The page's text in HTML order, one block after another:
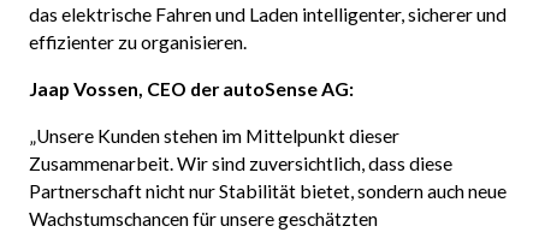
das elektrische Fahren und Laden intelligenter, sicherer und
effizienter zu organisieren.
Jaap Vossen, CEO der autoSense AG:
„Unsere Kunden stehen im Mittelpunkt dieser
Zusammenarbeit. Wir sind zuversichtlich, dass diese
Partnerschaft nicht nur Stabilität bietet, sondern auch neue
Wachstumschancen für unsere geschätzten